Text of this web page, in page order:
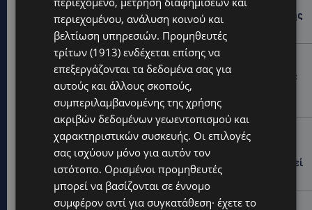
ΕΛΕΝΑ ΑΝΤΩΝΙΑΔΟΥ: Αγώνας ζωής για τη 37χρονη
μητέρα τριών παιδιών – Έρανος για τη θεραπεία της
στην Αγγλία
UPDATES
ΚΑΤΑΓΓΕΛΙΑ: Για άνδρα που φέρεται να παρενοχλούσε
γυναίκες στο Δασούδι – Σε εξέλιξη οι αστυνομικές
έρευνες
UPDATES
ΛΕΥΚΩΣΙΑ: Γιατί ένας 16χρονος φέρεται να έβαλε
φωτιά σε ιστορική μπυραρία – Η Αστυνομία αναζητεί
το κίνητρο
UPDATES
περιεχομένου, ανάλυση κοινού και
βελτίωση υπηρεσιών. Προμηθευτές
τρίτων (1913) ενδέχεται επίσης να
επεξεργάζονται τα δεδομένα σας για
αυτούς και άλλους σκοπούς,
συμπεριλαμβανομένης της χρήσης
ακριβών δεδομένων γεωεντοπισμού και
χαρακτηριστικών συσκευής. Οι επιλογές
σας ισχύουν μόνο για αυτόν τον
ιστότοπο. Ορισμένοι προμηθευτές
μπορεί να βασίζονται σε έννομο
συμφέρον αντί για συγκατάθεση· έχετε το